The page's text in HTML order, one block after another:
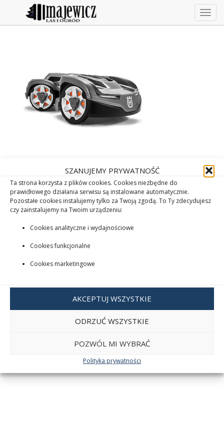
SZANUJEMY PRYWATNOŚĆ
Ta strona korzysta z plików cookies. Cookies niezbędne do
prawidłowego działania serwisu są instalowane automatycznie.
Pozostałe cookies instalujemy tylko za Twoją zgodą. To Ty zdecydujesz
czy zainstalujemy na Twoim urządzeniu:
Cookies analityczne i wydajnościowe
Cookies funkcjonalne
Cookies marketingowe
AKCEPTUJ WSZYSTKIE
ODRZUĆ WSZYSTKIE
POZWÓL MI WYBRAĆ
Polityka prywatności